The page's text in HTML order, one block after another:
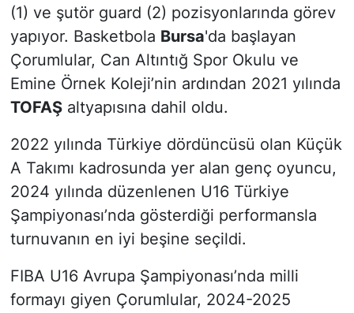
(1) ve şutör guard (2) pozisyonlarında görev
yapıyor. Basketbola Bursa'da başlayan
Çorumlular, Can Altıntığ Spor Okulu ve
Emine Örnek Koleji’nin ardından 2021 yılında
TOFAŞaltyapısına dahil oldu.
2022 yılında Türkiye dördüncüsü olan Küçük
A Takımı kadrosunda yer alan genç oyuncu,
2024 yılında düzenlenen U16 Türkiye
Şampiyonası’nda gösterdiği performansla
turnuvanın en iyi beşine seçildi.
FIBA U16 Avrupa Şampiyonası’nda milli
formayı giyen Çorumlular, 2024-2025